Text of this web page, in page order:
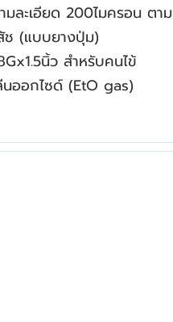
ละเอียด 200ไมครอน ตา
(แบบยางปุ่ม)
นิ้ว สำหรับคนไข้
นออกไซด์ (EtO gas)